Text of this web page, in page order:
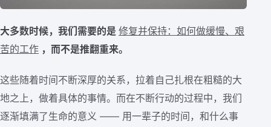
大多数时候，我们需要的是 修复并保持：如何做缓慢、艰
苦的工作 ，而不是推翻重来。
这些随着时间不断深厚的关系，拉着自己扎根在粗糙的大
地之上，做着具体的事情。而在不断行动的过程中，我们
逐渐填满了生命的意义 —— 用一辈子的时间，和什么事